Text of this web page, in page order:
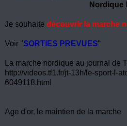
Nordique !
Je souhaite découvrir la marche
Voir "SORTIES PREVUES"
La marche nordique au journal de
http://videos.tf1.fr/jt-13h/le-sport-l-
6049118.html
Age d'or, le maintien de la marche